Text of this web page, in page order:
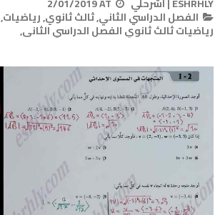
الفصل الدراسي الثاني,ثالث ثانوي,رياضيات,
رياضيات ثالث ثانوي الفصل الدراسي الثاني,